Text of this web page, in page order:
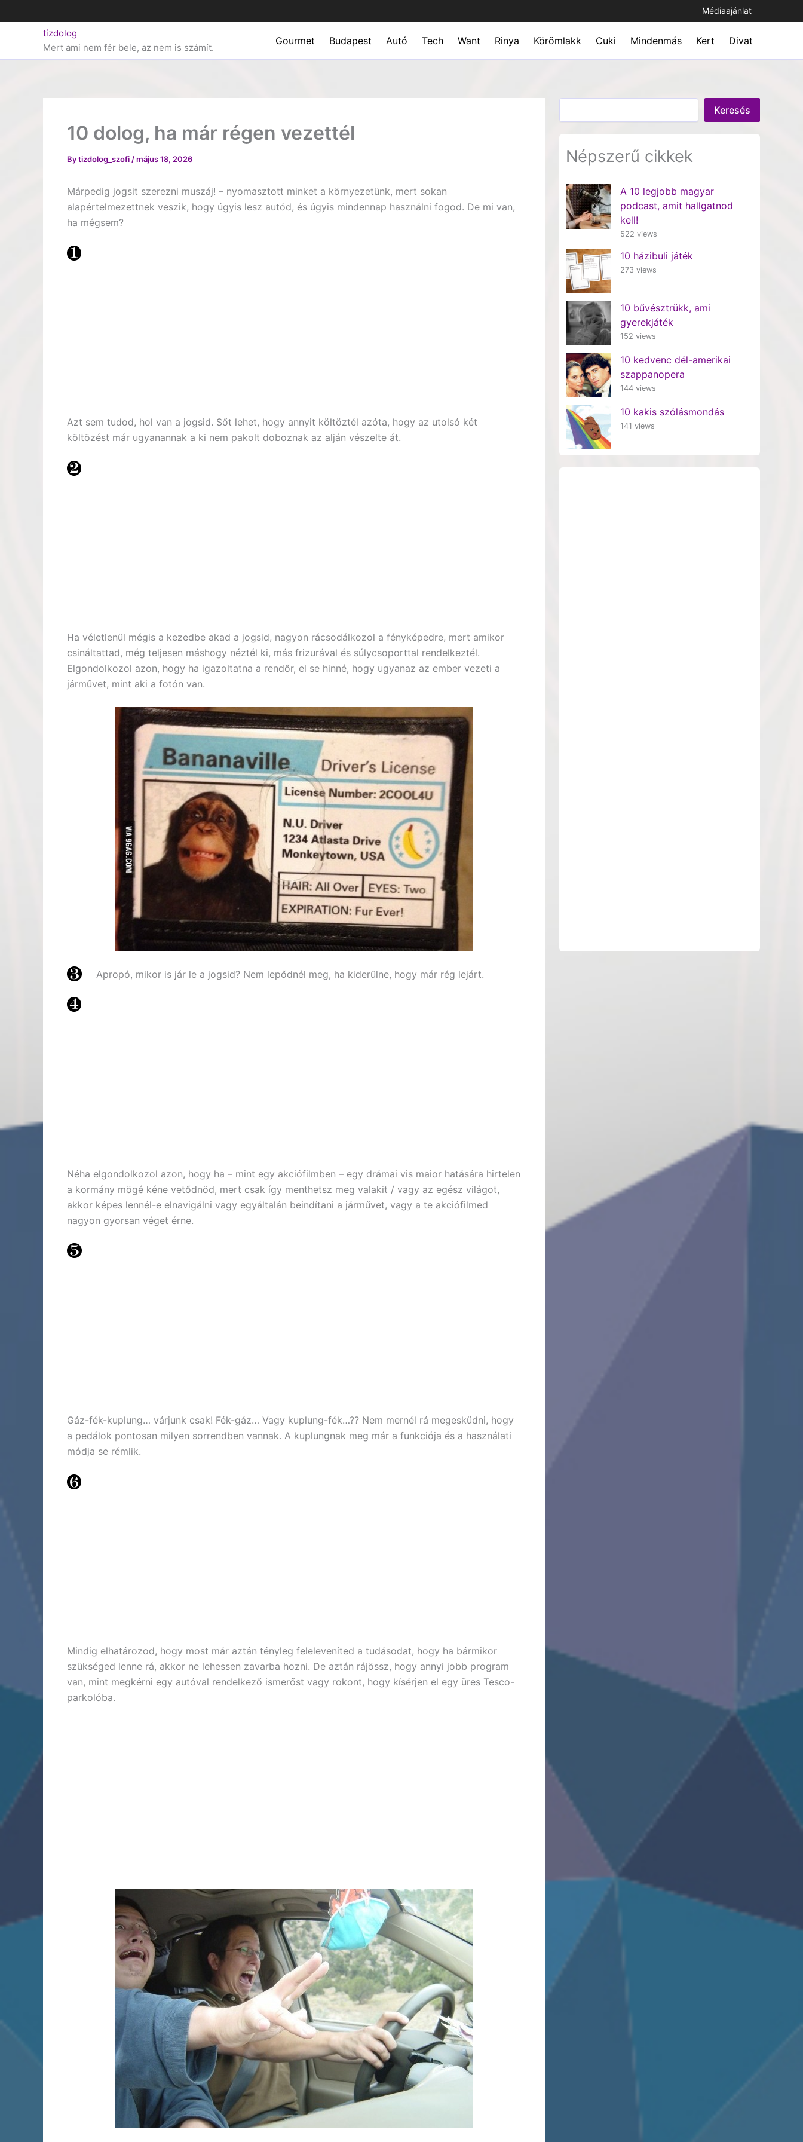
to
Médiaajánlat
tízdolog
Mert ami nem fér bele, az nem is számít.
Gourmet Budapest Autó Tech Want Rinya Körömlakk Cuki Mindenmás Kert Divat
10 dolog, ha már régen vezettél
Bytizdolog_szofi /május 18, 2026
Márpedig jogsit szerezni muszáj! – nyomasztott minket a környezetünk, mert sokan
alapértelmezettnek veszik, hogy úgyis lesz autód, és úgyis mindennap használni fogod. De mi van,
ha mégsem?
Azt sem tudod, hol van a jogsid. Sőt lehet, hogy annyit költöztél azóta, hogy az utolsó két
költözést már ugyanannak a ki nem pakolt doboznak az alján vészelte át.
Ha véletlenül mégis a kezedbe akad a jogsid, nagyon rácsodálkozol a fényképedre, mert amikor
csináltattad, még teljesen máshogy néztél ki, más frizurával és súlycsoporttal rendelkeztél.
Elgondolkozol azon, hogy ha igazoltatna a rendőr, el se hinné, hogy ugyanaz az ember vezeti a
járművet, mint aki a fotón van.
Apropó, mikor is jár le a jogsid? Nem lepődnél meg, ha kiderülne, hogy már rég lejárt.
Néha elgondolkozol azon, hogy ha – mint egy akciófilmben – egy drámai vis maior hatására hirtelen
a kormány mögé kéne vetődnöd, mert csak így menthetsz meg valakit / vagy az egész világot,
akkor képes lennél-e elnavigálni vagy egyáltalán beindítani a járművet, vagy a te akciófilmed
nagyon gyorsan véget érne.
Gáz-fék-kuplung… várjunk csak! Fék-gáz… Vagy kuplung-fék…?? Nem mernél rá megesküdni, hogy
a pedálok pontosan milyen sorrendben vannak. A kuplungnak meg már a funkciója és a használati
módja se rémlik.
Mindig elhatározod, hogy most már aztán tényleg feleleveníted a tudásodat, hogy ha bármikor
szükséged lenne rá, akkor ne lehessen zavarba hozni. De aztán rájössz, hogy annyi jobb program
van, mint megkérni egy autóval rendelkező ismerőst vagy rokont, hogy kísérjen el egy üres Tesco-
parkolóba.
Keresés
Népszerű cikkek
A 10 legjobb magyar
podcast, amit hallgatnod
kell!
522 views
10 házibuli játék
273 views
10 bűvésztrükk, ami
gyerekjáték
152 views
10 kedvenc dél-amerikai
szappanopera
144 views
10 kakis szólásmondás
141 views